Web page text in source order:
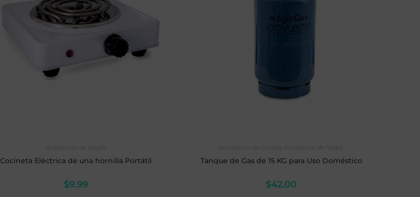
Accesorios de hogar
Cocineta Eléctrica de una hornilla Portátil
$9.99
Accesorios de cocina, Accesorios de hogar
Tanque de Gas de 15 KG para Uso Doméstico
$42.00